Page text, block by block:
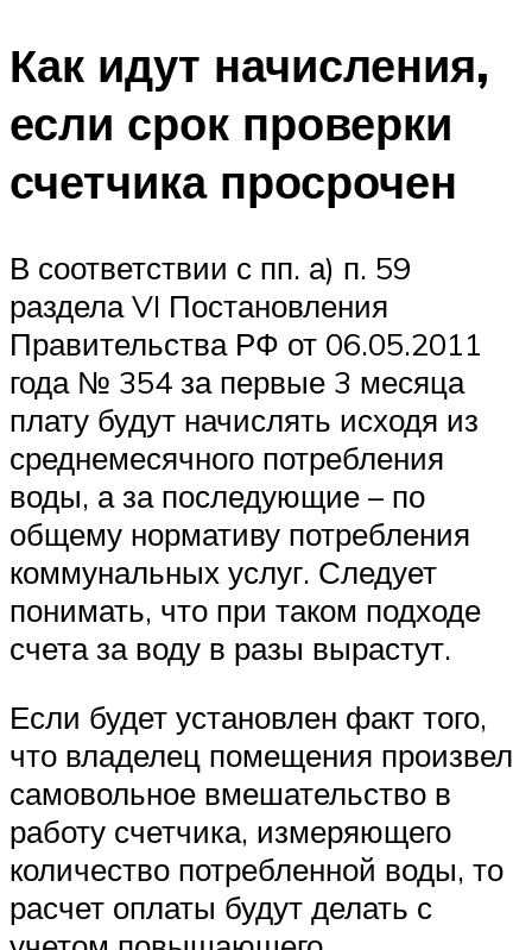
Как идут начисления,
если срок проверки
счетчика просрочен
В соответствии с пп. а) п. 59
раздела VI Постановления
Правительства РФ от 06.05.2011
года № 354 за первые 3 месяца
плату будут начислять исходя из
среднемесячного потребления
воды, а за последующие – по
общему нормативу потребления
коммунальных услуг. Следует
понимать, что при таком подходе
счета за воду в разы вырастут.
Если будет установлен факт того,
что владелец помещения произвел
самовольное вмешательство в
работу счетчика, измеряющего
количество потребленной воды, то
расчет оплаты будут делать с